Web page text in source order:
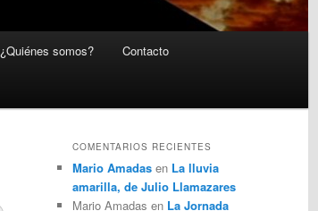
¿Quiénes somos? Contacto
COMENTARIOS RECIENTES
Mario Amadas en La lluvia
amarilla, de Julio Llamazares
Mario Amadas en La Jornada